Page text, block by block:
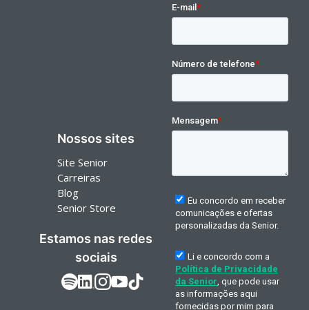
Nossos sites
Site Senior
Carreiras
Blog
Senior Store
Estamos nas redes
sociais